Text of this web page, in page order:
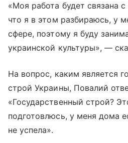
«Моя работа будет связана
что я в этом разбираюсь, у
сфере, поэтому я буду
украинской культуры», —
На вопрос, каким является
строй Украины, Повалий
«Государственный строй?
подготовлюсь, у меня дома
не успела».